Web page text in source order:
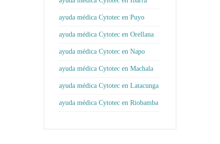
ayuda médica Cytotec en Puyo
ayuda médica Cytotec en Orellana
ayuda médica Cytotec en Napo
ayuda médica Cytotec en Machala
ayuda médica Cytotec en Latacunga
ayuda médica Cytotec en Riobamba